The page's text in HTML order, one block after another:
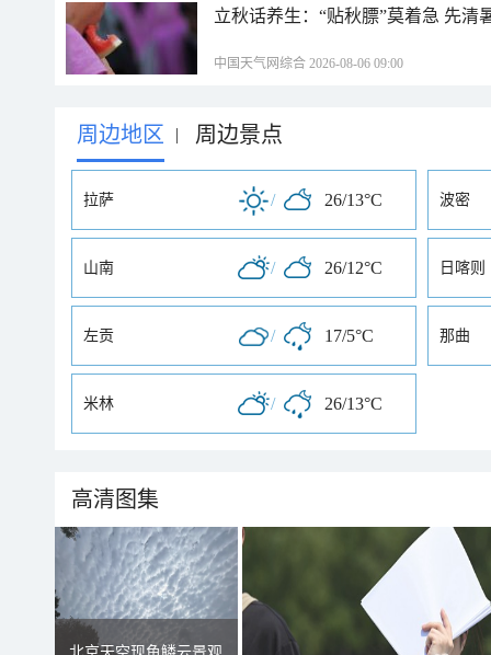
立秋话养生：“贴秋膘”莫着急 先清
中国天气网综合 2026-08-06 09:00
周边地区 | 周边景点
拉萨 / 26/13°C 波密
山南 / 26/12°C 日喀则
左贡 / 17/5°C 那曲
米林 / 26/13°C
高清图集